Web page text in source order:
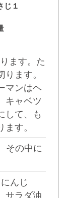
じ１
ます。た
ます。
マンはヘ
キャベツ
して、も
す。
その中に
んじ
サラダ油